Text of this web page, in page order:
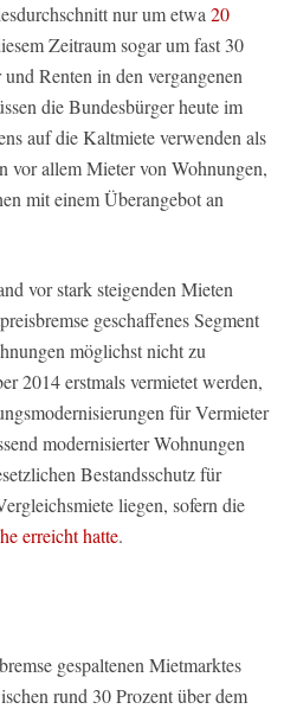
nur um etwa 20
Zeitraum sogar um fast 30
Renten in den vergangenen
die Bundesbürger heute im
auf die Kaltmiete verwenden als
vor allem Mieter von Wohnungen,
mit einem Überangebot an
vor stark steigenden Mieten
geschaffenes Segment
möglichst nicht zu
2014 erstmals vermietet werden,
für Vermieter
modernisierter Wohnungen
Bestandsschutz für
liegen, sofern die
erreicht hatte.
gespaltenen Mietmarktes
rund 30 Prozent über dem